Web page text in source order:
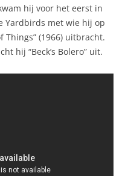
hij voor het eerst in
Yardbirds met wie hij op
Things” (1966) uitbracht.
hij “Beck’s Bolero” uit.